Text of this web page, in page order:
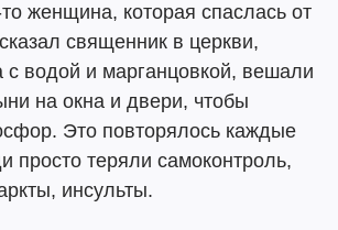
то женщина, которая спаслась от
священник в церкви,
с водой и марганцовкой, вешали
на окна и двери, чтобы
Это повторялось каждые
просто теряли самоконтроль,
инсульты.